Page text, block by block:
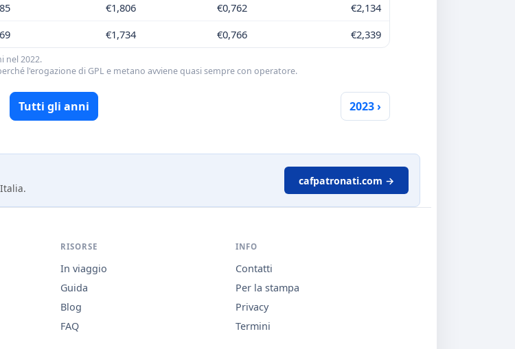
€1,806 €0,762
€2,134
€1,734 €0,766 €2,339
nel 2022.
l'erogazione di GPL e metano avviene quasi sempre con operatore.
Tutti gli anni 2023 ›
cafpatronati.com →
RISORSE
In viaggio
Guida
Blog
FAQ
INFO
Contatti
Per la stampa
Privacy
Termini